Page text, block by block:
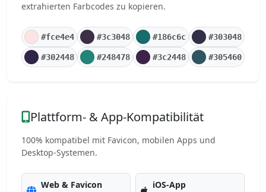
extrahierten Farbcodes zu kopieren.
#fce4e4 #3c3048 #186c6c #303048
#302448 #248478 #3c2448 #305460
Plattform- & App-Kompatibilität
100% kompatibel mit Favicon, mobilen Apps und
Desktop-Systemen.
Web & Favicon iOS-App